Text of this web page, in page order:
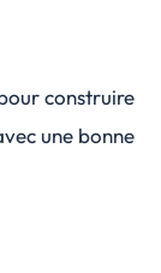
construire
une bonne